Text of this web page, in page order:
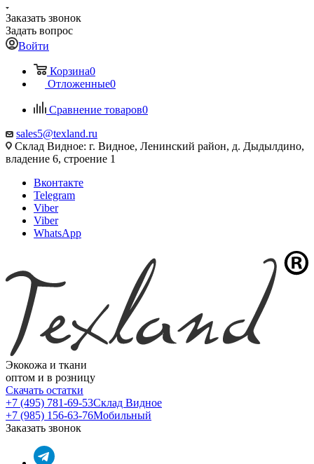
Заказать звонок
Задать вопрос
Войти
Корзина0
Отложенные0
Сравнение товаров0
sales5@texland.ru
Склад Видное: г. Видное, Ленинский район, д. Дыдылдино,
владение 6, строение 1
Вконтакте
Telegram
Viber
Viber
WhatsApp
Экокожа и ткани
оптом и в розницу
Скачать остатки
+7 (495) 781-69-53Склад Видное
+7 (985) 156-63-76Мобильный
Заказать звонок